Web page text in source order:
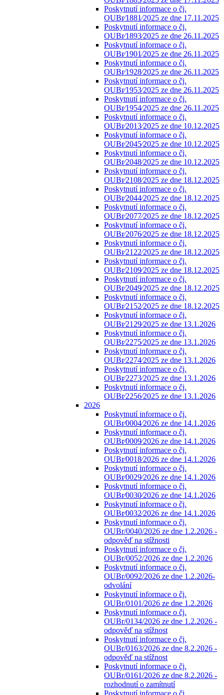
Poskytnutí informace o čj.
OUBr⁄1881⁄2025 ze dne 17.11.2025
Poskytnutí informace o čj.
OUBr⁄1893⁄2025 ze dne 26.11.2025
Poskytnutí informace o čj.
OUBr⁄1901⁄2025 ze dne 26.11.2025
Poskytnutí informace o čj.
OUBr⁄1928⁄2025 ze dne 26.11.2025
Poskytnutí informace o čj.
OUBr⁄1953⁄2025 ze dne 26.11.2025
Poskytnutí informace o čj.
OUBr⁄1954⁄2025 ze dne 26.11.2025
Poskytnutí informace o čj.
OUBr⁄2013⁄2025 ze dne 10.12.2025
Poskytnutí informace o čj.
OUBr⁄2045⁄2025 ze dne 10.12.2025
Poskytnutí informace o čj.
OUBr⁄2048⁄2025 ze dne 10.12.2025
Poskytnutí informace o čj.
OUBr⁄2108⁄2025 ze dne 18.12.2025
Poskytnutí informace o čj.
OUBr⁄2044⁄2025 ze dne 18.12.2025
Poskytnutí informace o čj.
OUBr⁄2077⁄2025 ze dne 18.12.2025
Poskytnutí informace o čj.
OUBr⁄2076⁄2025 ze dne 18.12.2025
Poskytnutí informace o čj.
OUBr⁄2122⁄2025 ze dne 18.12.2025
Poskytnutí informace o čj.
OUBr⁄2109⁄2025 ze dne 18.12.2025
Poskytnutí informace o čj.
OUBr⁄2049⁄2025 ze dne 18.12.2025
Poskytnutí informace o čj.
OUBr⁄2152⁄2025 ze dne 18.12.2025
Poskytnutí informace o čj.
OUBr⁄2129⁄2025 ze dne 13.1.2026
Poskytnutí informace o čj.
OUBr⁄2275⁄2025 ze dne 13.1.2026
Poskytnutí informace o čj.
OUBr⁄2274⁄2025 ze dne 13.1.2026
Poskytnutí informace o čj.
OUBr⁄2273⁄2025 ze dne 13.1.2026
Poskytnutí informace o čj.
OUBr⁄2256⁄2025 ze dne 13.1.2026
2026
Poskytnutí informace o čj.
OUBr⁄0004⁄2026 ze dne 14.1.2026
Poskytnutí informace o čj.
OUBr⁄0009⁄2026 ze dne 14.1.2026
Poskytnutí informace o čj.
OUBr⁄0018⁄2026 ze dne 14.1.2026
Poskytnutí informace o čj.
OUBr⁄0029⁄2026 ze dne 14.1.2026
Poskytnutí informace o čj.
OUBr⁄0030⁄2026 ze dne 14.1.2026
Poskytnutí informace o čj.
OUBr⁄0032⁄2026 ze dne 14.1.2026
Poskytnutí informace o čj.
OUBr/0040/2026 ze dne 1.2.2026 -
odpověď na stížnosti
Poskytnutí informace o čj.
OUBr/0052/2026 ze dne 1.2.2026
Poskytnutí informace o čj.
OUBr/0092/2026 ze dne 1.2.2026-
odvolání
Poskytnutí informace o čj.
OUBr/0101/2026 ze dne 1.2.2026
Poskytnutí informace o čj.
OUBr/0134/2026 ze dne 1.2.2026 -
odpověď na stížnost
Poskytnutí informace o čj.
OUBr/0163/2026 ze dne 8.2.2026 -
odpověď na stížnost
Poskytnutí informace o čj.
OUBr/0161/2026 ze dne 8.2.2026 -
rozhodnutí o zamítnutí
Poskytnutí informace o čj.